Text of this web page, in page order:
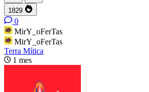
1829
0
MirY_oFerTas
MirY_oFerTas
Terra Mítica
1 mes